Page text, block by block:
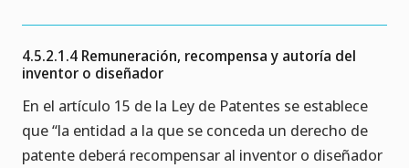
4.5.2.1.4 Remuneración, recompensa y autoría del
inventor o diseñador
En el artículo 15 de la Ley de Patentes se establece
que “la entidad a la que se conceda un derecho de
patente deberá recompensar al inventor o diseñador